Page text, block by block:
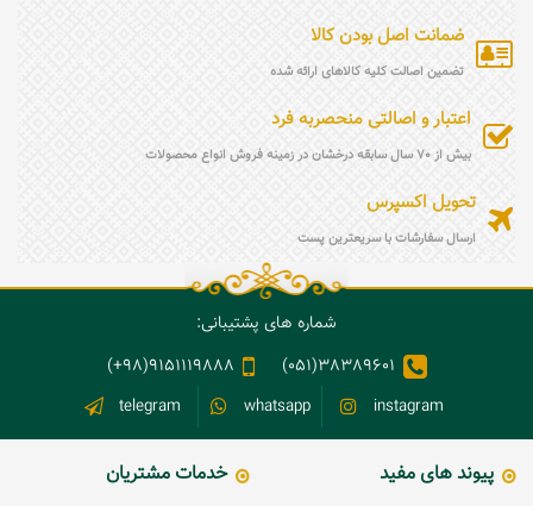
ضمانت اصل بودن کالا
تضمین اصالت کلیه کالاهای ارائه شده
اعتبار و اصالتی منحصربه فرد
بیش از 70 سال سابقه درخشان در زمینه فروش انواع محصولات
تحویل اکسپرس
ارسال سفارشات با سریعترین پست
شماره های پشتیبانی:
38389601(051)
9151119888(98+)
instagram
whatsapp
telegram
پیوند های مفید خدمات مشتریان